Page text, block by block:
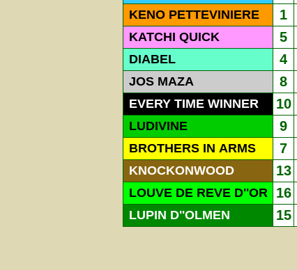
KENO PETTEVINIERE 1
KATCHI QUICK 5
DIABEL 4
JOS MAZA 8
EVERY TIME WINNER 10
LUDIVINE 9
BROTHERS IN ARMS 7
KNOCKONWOOD 13
LOUVE DE REVE D''OR 16
LUPIN D''OLMEN 15